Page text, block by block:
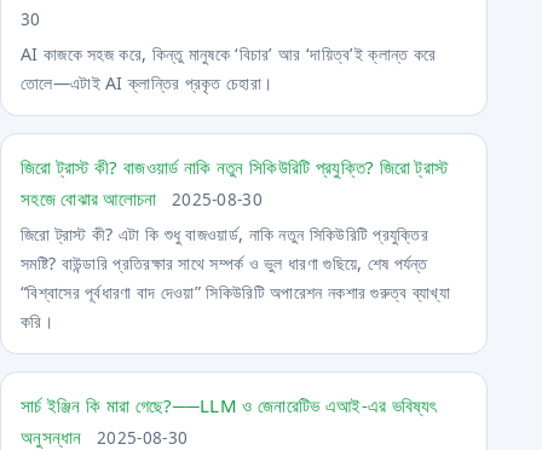
30
AI কাজকে সহজ করে, কিন্তু মানুষকে ‘বিচার’ আর ‘দায়িত্ব’ই ক্লান্ত করে
তোলে—এটাই AI ক্লান্তির প্রকৃত চেহারা।
জিরো ট্রাস্ট কী? বাজওয়ার্ড নাকি নতুন সিকিউরিটি প্রযুক্তি? জিরো ট্রাস্ট
সহজে বোঝার আলোচনা
2025-08-30
জিরো ট্রাস্ট কী? এটা কি শুধু বাজওয়ার্ড, নাকি নতুন সিকিউরিটি প্রযুক্তির
সমষ্টি? বাউন্ডারি প্রতিরক্ষার সাথে সম্পর্ক ও ভুল ধারণা গুছিয়ে, শেষ পর্যন্ত
“বিশ্বাসের পূর্বধারণা বাদ দেওয়া” সিকিউরিটি অপারেশন নকশার গুরুত্ব ব্যাখ্যা
করি।
সার্চ ইঞ্জিন কি মারা গেছে?──LLM ও জেনারেটিভ এআই-এর ভবিষ্যৎ
অনুসন্ধান
2025-08-30